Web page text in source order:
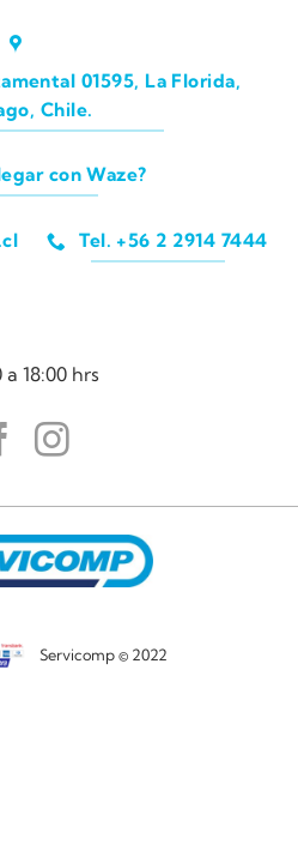
01595, La Florida,
Chile.
con Waze?
Tel. +56 2 2914 7444
18:00 hrs
Servicomp © 2022